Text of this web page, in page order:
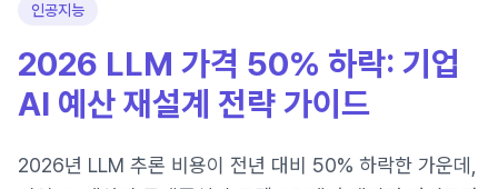
인공지능
2026 LLM 가격 50% 하락: 기업
AI 예산 재설계 전략 가이드
2026년 LLM 추론 비용이 전년 대비 50% 하락한 가운데,